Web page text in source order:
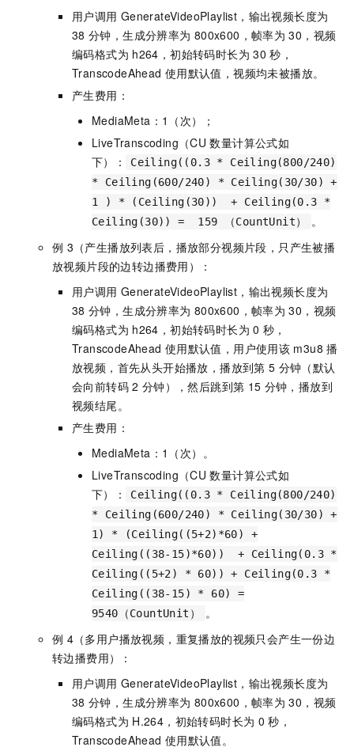
用户调用 GenerateVideoPlaylist，输出视频长度为
38 分钟，生成分辨率为 800x600，帧率为 30，视频
编码格式为 h264，初始转码时长为 30 秒，
TranscodeAhead 使用默认值，视频均未被播放。
产生费用：
MediaMeta：1（次）；
LiveTranscoding（CU 数量计算公式如
下）：
Ceiling((0.3 * Ceiling(800/240)
* Ceiling(600/240) * Ceiling(30/30) +
1 ) * (Ceiling(30)) + Ceiling(0.3 *
Ceiling(30)) = 159 （CountUnit）
。
例 3（产生播放列表后，播放部分视频片段，只产生被播
放视频片段的边转边播费用）：
用户调用 GenerateVideoPlaylist，输出视频长度为
38 分钟，生成分辨率为 800x600，帧率为 30，视频
编码格式为 h264，初始转码时长为 0 秒，
TranscodeAhead 使用默认值，用户使用该 m3u8 播
放视频，首先从头开始播放，播放到第 5 分钟（默认
会向前转码 2 分钟），然后跳到第 15 分钟，播放到
视频结尾。
产生费用：
MediaMeta：1（次）。
LiveTranscoding（CU 数量计算公式如
下）：
Ceiling((0.3 * Ceiling(800/240)
* Ceiling(600/240) * Ceiling(30/30) +
1) * (Ceiling((5+2)*60) +
Ceiling((38-15)*60)) + Ceiling(0.3 *
Ceiling((5+2) * 60)) + Ceiling(0.3 *
Ceiling((38-15) * 60) =
9540（CountUnit）
。
例 4（多用户播放视频，重复播放的视频只会产生一份边
转边播费用）：
用户调用 GenerateVideoPlaylist，输出视频长度为
38 分钟，生成分辨率为 800x600，帧率为 30，视频
编码格式为 H.264，初始转码时长为 0 秒，
TranscodeAhead 使用默认值。